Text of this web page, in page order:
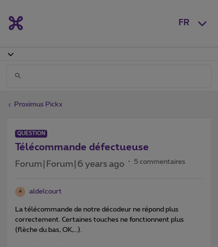
FR
Proximus Pickx
QUESTION
Télécommande défectueuse
Forum|Forum|6 years ago 5 commentaires
A aldelcourt
La télécommande de notre décodeur ne répond plus
correctement. Certaines touches ne fonctionnent plus
(flèche du bas, OK,...).